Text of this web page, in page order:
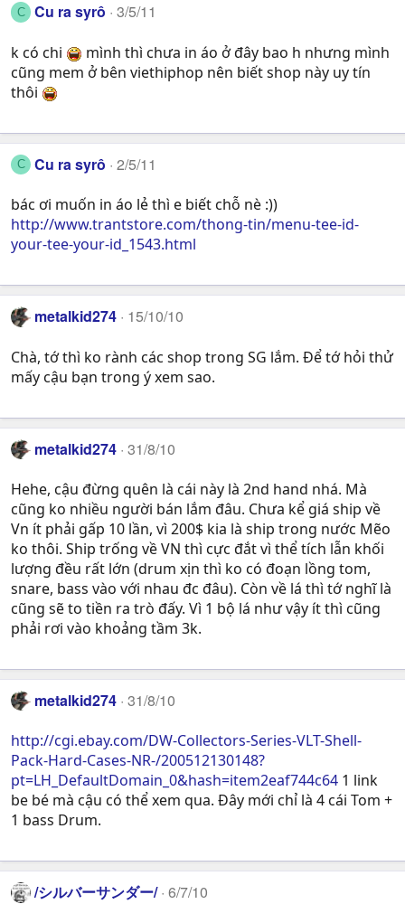
C Cu ra syrô 3/5/11
k có chi
mình thì chưa in áo ở đây bao h nhưng mình
cũng mem ở bên viethiphop nên biết shop này uy tín
thôi
C Cu ra syrô 2/5/11
bác ơi muốn in áo lẻ thì e biết chỗ nè :))
http://www.trantstore.com/thong-tin/menu-tee-id-
your-tee-your-id_1543.html
metalkid274 15/10/10
Chà, tớ thì ko rành các shop trong SG lắm. Để tớ hỏi thử
mấy cậu bạn trong ý xem sao.
metalkid274 31/8/10
Hehe, cậu đừng quên là cái này là 2nd hand nhá. Mà
cũng ko nhiều người bán lắm đâu. Chưa kể giá ship về
Vn ít phải gấp 10 lần, vì 200$ kia là ship trong nước Mẽo
ko thôi. Ship trống về VN thì cực đắt vì thể tích lẫn khối
lượng đều rất lớn (drum xịn thì ko có đoạn lồng tom,
snare, bass vào với nhau đc đâu). Còn về lá thì tớ nghĩ là
cũng sẽ to tiền ra trò đấy. Vì 1 bộ lá như vậy ít thì cũng
phải rơi vào khoảng tầm 3k.
metalkid274 31/8/10
http://cgi.ebay.com/DW-Collectors-Series-VLT-Shell-
Pack-Hard-Cases-NR-/200512130148?
pt=LH_DefaultDomain_0&hash=item2eaf744c64 1 link
be bé mà cậu có thể xem qua. Đây mới chỉ là 4 cái Tom +
1 bass Drum.
/シルバーサンダー/ 6/7/10